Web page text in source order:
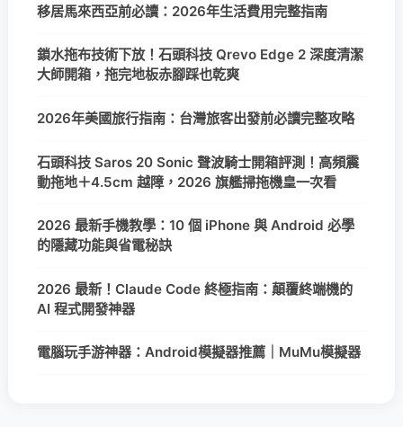
移居馬來西亞前必讀：2026年生活費用完整指南
鎖水拖布技術下放！石頭科技 Qrevo Edge 2 深度清潔
大師開箱，拖完地板赤腳踩也乾爽
2026年美國旅行指南：台灣旅客出發前必讀完整攻略
石頭科技 Saros 20 Sonic 聲波騎士開箱評測！高頻震
動拖地＋4.5cm 越障，2026 旗艦掃拖機皇一次看
2026 最新手機教學：10 個 iPhone 與 Android 必學
的隱藏功能與省電秘訣
2026 最新！Claude Code 終極指南：顛覆終端機的
AI 程式開發神器
電腦玩手游神器：Android模擬器推薦｜MuMu模擬器